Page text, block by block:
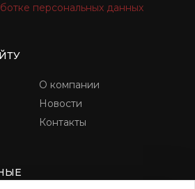
персональных данных
О компании
Новости
Контакты